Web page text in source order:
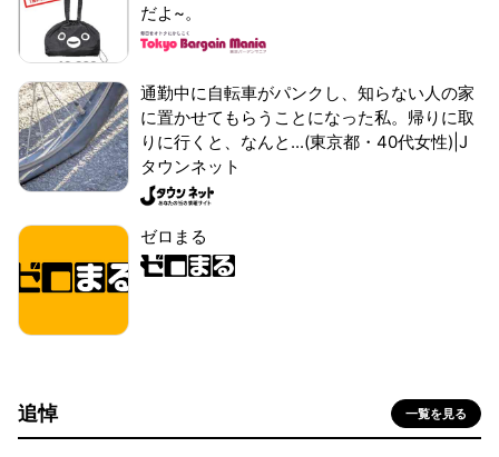
だよ~。
通勤中に自転車がパンクし、知らない人の家
に置かせてもらうことになった私。帰りに取
りに行くと、なんと...(東京都・40代女性)|J
タウンネット
ゼロまる
追悼 一覧を見る